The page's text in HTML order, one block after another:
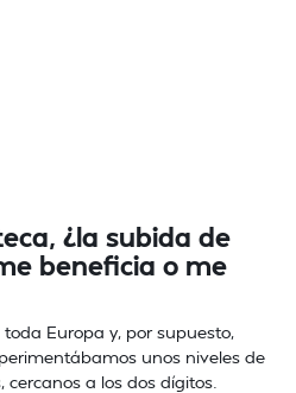
¿la subida de
beneficia o me
Europa y, por supuesto,
unos niveles de
a los dos dígitos.